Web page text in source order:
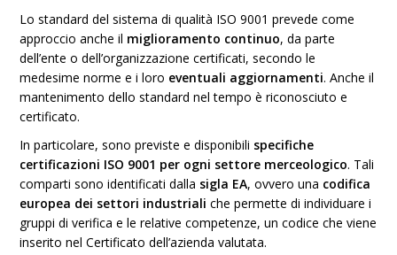
Lo standard del sistema di qualità ISO 9001 prevede come
approccio anche il miglioramento continuo, da parte
dell’ente o dell’organizzazione certificati, secondo le
medesime norme e i loro eventuali aggiornamenti. Anche il
mantenimento dello standard nel tempo è riconosciuto e
certificato.
In particolare, sono previste e disponibili specifiche
certificazioni ISO 9001 per ogni settore merceologico. Tali
comparti sono identificati dalla sigla EA, ovvero una codifica
europea dei settori industriali che permette di individuare i
gruppi di verifica e le relative competenze, un codice che viene
inserito nel Certificato dell’azienda valutata.